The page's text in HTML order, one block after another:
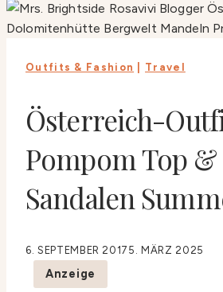
Outfits & Fashion Travel
Österreich-
Pompom Top &
Sandalen
6. SEPTEMBER 2017 5. MÄRZ 2025
Anzeige